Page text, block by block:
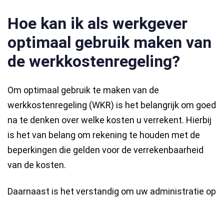
Hoe kan ik als werkgever
optimaal gebruik maken van
de werkkostenregeling?
Om optimaal gebruik te maken van de
werkkostenregeling (WKR) is het belangrijk om goed
na te denken over welke kosten u verrekent. Hierbij
is het van belang om rekening te houden met de
beperkingen die gelden voor de verrekenbaarheid
van de kosten.
Daarnaast is het verstandig om uw administratie op